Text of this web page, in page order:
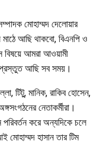
মোহাম্মদ দেলোয়ার
আছি থাকবো, বিএনপি ও
বিষয়ে আমরা আওয়ামী
প্রস্তুত আছি সব সময়।
টিটু, মানিক, রাকিব হোসেন,
নেতাকর্মীরা।
পরিবর্তন করে অন্যদিকে চলে
মোহাম্মদ হাসান তার টিম